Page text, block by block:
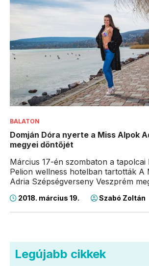
BALATON
Domján Dóra nyerte a Miss Alpok
megyei döntőjét
Március 17-én szombaton a
Pelion wellness hotelban tartották A
Adria Szépségverseny Veszprém
2018. március 19. Szabó Zoltán
Legújabb cikkek